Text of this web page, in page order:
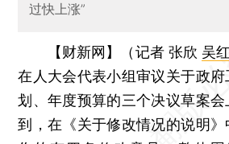
过快上涨”
【财新网】（记者 张欣 吴
在人大会代表小组审议关于政
划、年度预算的三个决议草案
到，在《关于修改情况的说明》